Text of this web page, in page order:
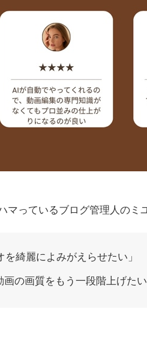
っているブログ管理人のミ
綺麗によみがえらせたい」
の画質をもう一段階上げたい